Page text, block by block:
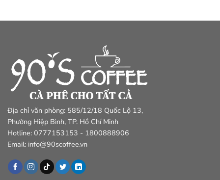
Địa chỉ văn phòng: 585/12/18 Quốc Lộ 13,
Phường Hiệp Bình, TP. Hồ Chí Minh
Hotline: 0777153153 - 1800888906
Email: info@90scoffee.vn